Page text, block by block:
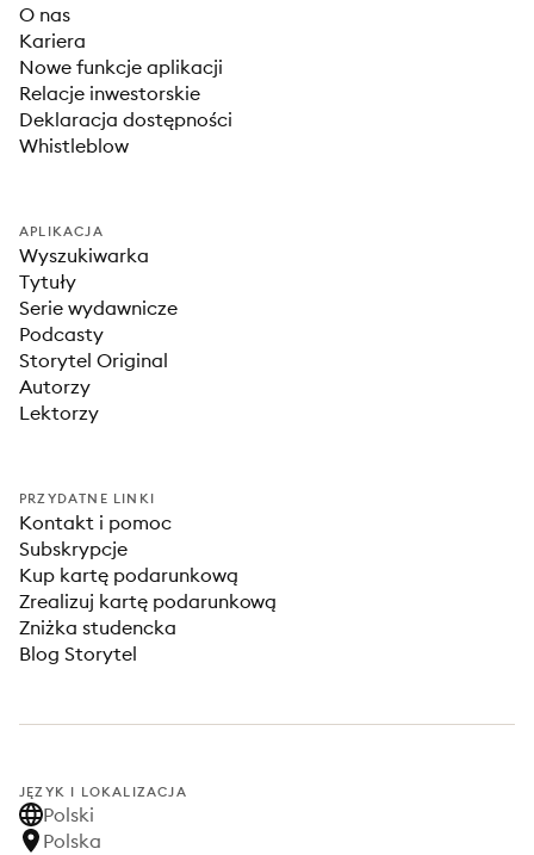
O nas
Kariera
Nowe funkcje aplikacji
Relacje inwestorskie
Deklaracja dostępności
Whistleblow
APLIKACJA
Wyszukiwarka
Tytuły
Serie wydawnicze
Podcasty
Storytel Original
Autorzy
Lektorzy
PRZYDATNE LINKI
Kontakt i pomoc
Subskrypcje
Kup kartę podarunkową
Zrealizuj kartę podarunkową
Zniżka studencka
Blog Storytel
JĘZYK I LOKALIZACJA
Polski
Polska